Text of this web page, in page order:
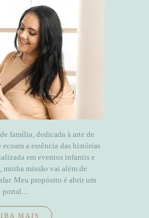
família, dedicada à arte de
a essência das histórias
em eventos infantis e
minha missão vai além de
Meu propósito é abrir um
portal...
MAIS